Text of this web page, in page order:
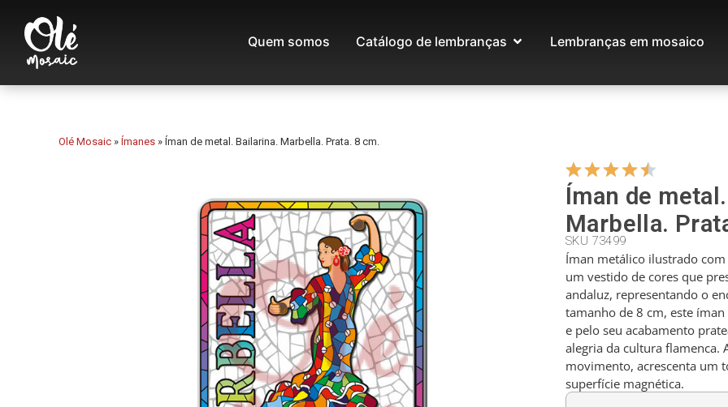
Quem somos Catálogo de lembranças Lembranças em mosaico
Olé Mosaic » Ímanes » Íman de metal. Bailarina. Marbella. Prata. 8 cm.
Íman de
Marbella.
SKU 73499
Íman metálico ilustrado
um vestido de cores que
andaluz, representando o
tamanho de 8 cm, este
e pelo seu acabamento
alegria da cultura flamenca.
movimento, acrescenta um
superfície magnética.